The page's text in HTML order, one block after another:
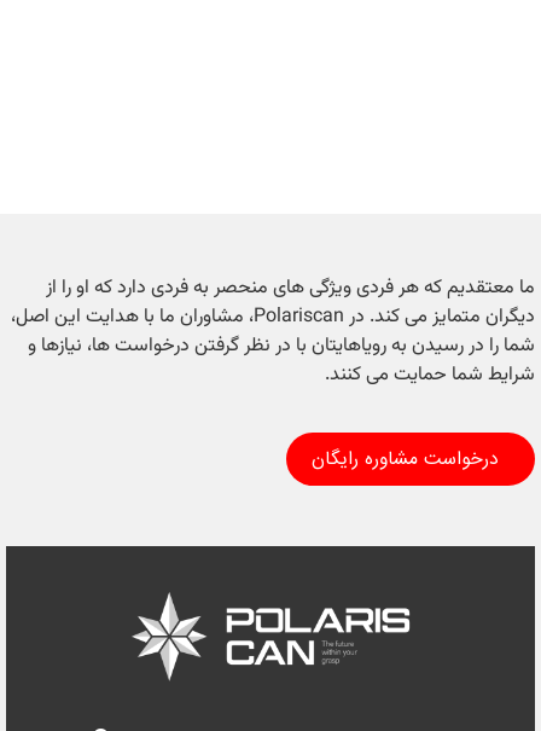
ما معتقدیم که هر فردی ویژگی های منحصر به فردی دارد که او را از
دیگران متمایز می کند. در Polariscan، مشاوران ما با هدایت این اصل،
شما را در رسیدن به رویاهایتان با در نظر گرفتن درخواست ها، نیازها و
شرایط شما حمایت می کنند.
درخواست مشاوره رایگان